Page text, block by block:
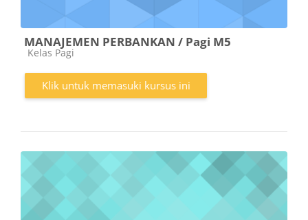
MANAJEMEN PERBANKAN / Pagi M5
Kategori kursus
Kelas Pagi
Klik untuk memasuki kursus ini